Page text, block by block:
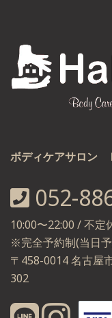
ボディケアサロン
052-
10:00〜22:00 / 不定
※完全予約制(当日
〒458-0014 名古屋
302